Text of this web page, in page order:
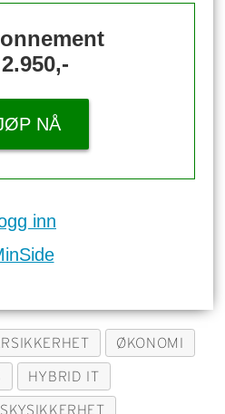
NÅ
inn
ØKONOMI
HYBRID IT
SKYSIKKERHET